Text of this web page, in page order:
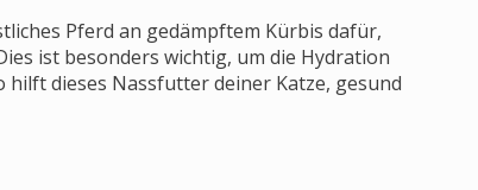
Pferd an gedämpftem Kürbis dafür,
ist besonders wichtig, um die Hydration
dieses Nassfutter deiner Katze, gesund